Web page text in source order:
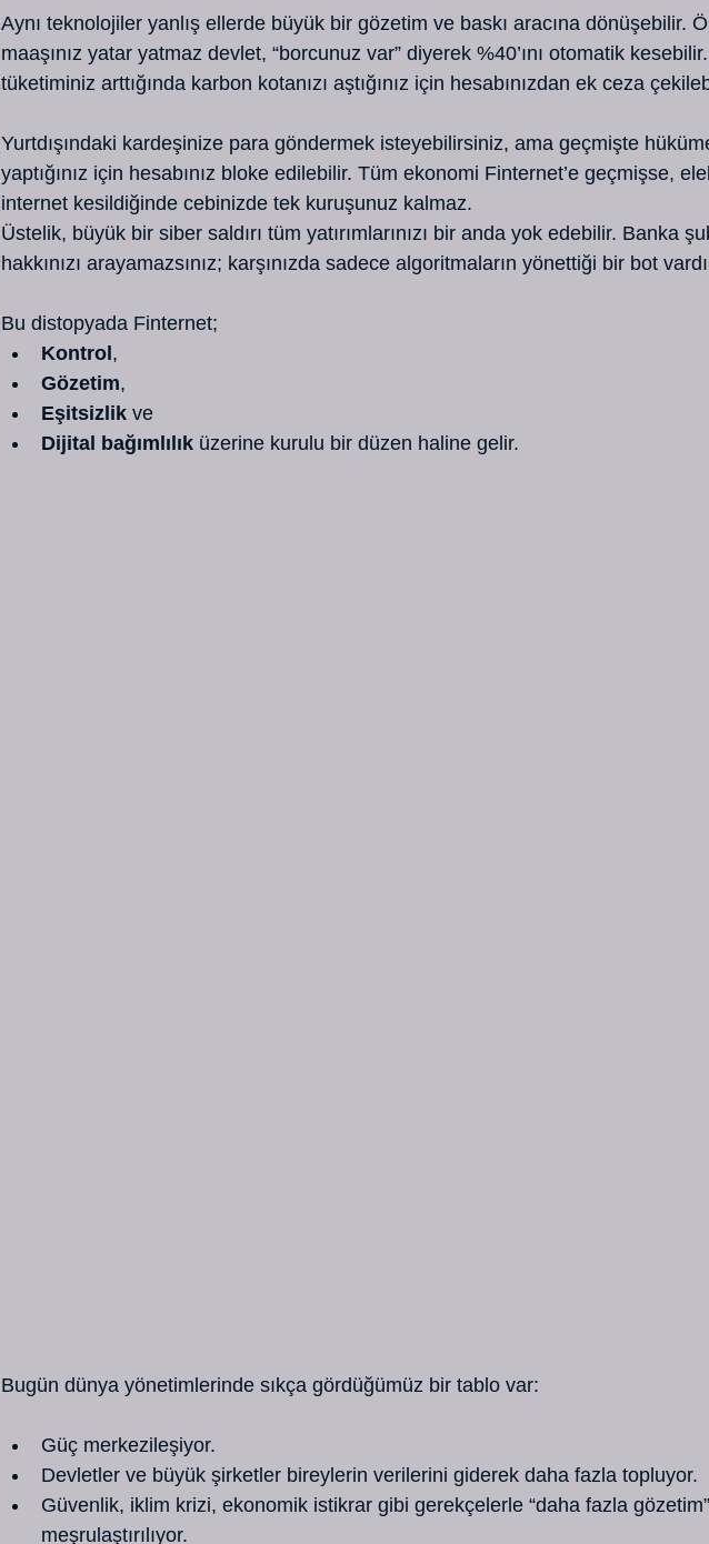
Aynı teknolojiler yanlış ellerde büyük bir gözetim ve baskı aracına dönüşebilir.
maaşınız yatar yatmaz devlet, “borcunuz var” diyerek %40’ını otomatik
tüketiminiz arttığında karbon kotanızı aştığınız için hesabınızdan ek ceza
Yurtdışındaki kardeşinize para göndermek isteyebilirsiniz, ama geçmişte
yaptığınız için hesabınız bloke edilebilir. Tüm ekonomi Finternet’e geçmişse,
internet kesildiğinde cebinizde tek kuruşunuz kalmaz.
Üstelik, büyük bir siber saldırı tüm yatırımlarınızı bir anda yok edebilir. Banka
hakkınızı arayamazsınız; karşınızda sadece algoritmaların yönettiği bir bot
Bu distopyada Finternet;
Kontrol ,
Gözetim,
Eşitsizlik ve
Dijital bağımlılık üzerine kurulu bir düzen haline gelir.
Bugün dünya yönetimlerinde sıkça gördüğümüz bir tablo var:
Güç merkezileşiyor.
Devletler ve büyük şirketler bireylerin verilerini giderek daha fazla topluyor.
Güvenlik, iklim krizi, ekonomik istikrar gibi gerekçelerle “daha fazla gözetim”
meşrulaştırılıyor.